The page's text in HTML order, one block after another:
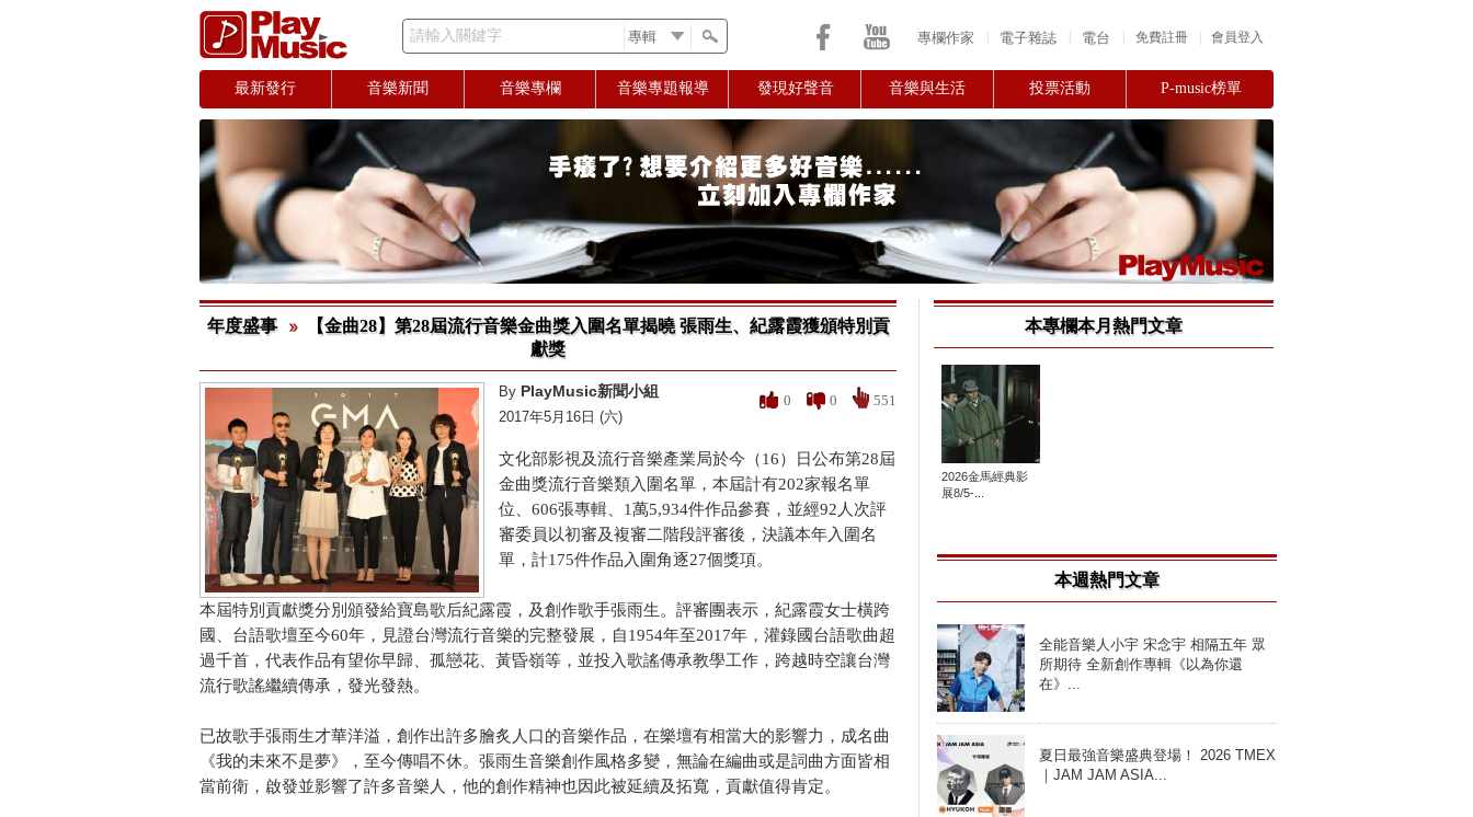
請輸入關鍵字 會員登入
免費註冊
專欄作家 電子雜誌 電台
最新發行 音樂新聞 音樂專欄 音樂專題報導 發現好聲音 音樂與生活 投票活動 P-music榜單
年度盛事
【金曲28】第28屆流行音樂金曲獎入圍名單揭曉 張雨生、紀露霞獲頒特別貢
獻獎
0 0 551
By PlayMusic新聞小組
2017年5月16日 (六)
文化部影視及流行音樂產業局於今（16）日公布第28屆
金曲獎流行音樂類入圍名單，本屆計有202家報名單
位、606張專輯、1萬5,934件作品參賽，並經92人次評
審委員以初審及複審二階段評審後，決議本年入圍名
單，計175件作品入圍角逐27個獎項。
本屆特別貢獻獎分別頒發給寶島歌后紀露霞，及創作歌手張雨生。評審團表示，紀露霞女士橫跨
國、台語歌壇至今60年，見證台灣流行音樂的完整發展，自1954年至2017年，灌錄國台語歌曲超
過千首，代表作品有望你早歸、孤戀花、黃昏嶺等，並投入歌謠傳承教學工作，跨越時空讓台灣
流行歌謠繼續傳承，發光發熱。
已故歌手張雨生才華洋溢，創作出許多膾炙人口的音樂作品，在樂壇有相當大的影響力，成名曲
《我的未來不是夢》，至今傳唱不休。張雨生音樂創作風格多變，無論在編曲或是詞曲方面皆相
當前衛，啟發並影響了許多音樂人，他的創作精神也因此被延續及拓寬，貢獻值得肯定。
本專欄本月熱門文章
2026金馬經典影
展8/5-...
本週熱門文章
全能音樂人小宇 宋念宇 相隔五年 眾
所期待 全新創作專輯《以為你還
在》...
夏日最強音樂盛典登場！ 2026 TMEX
｜JAM JAM ASIA...